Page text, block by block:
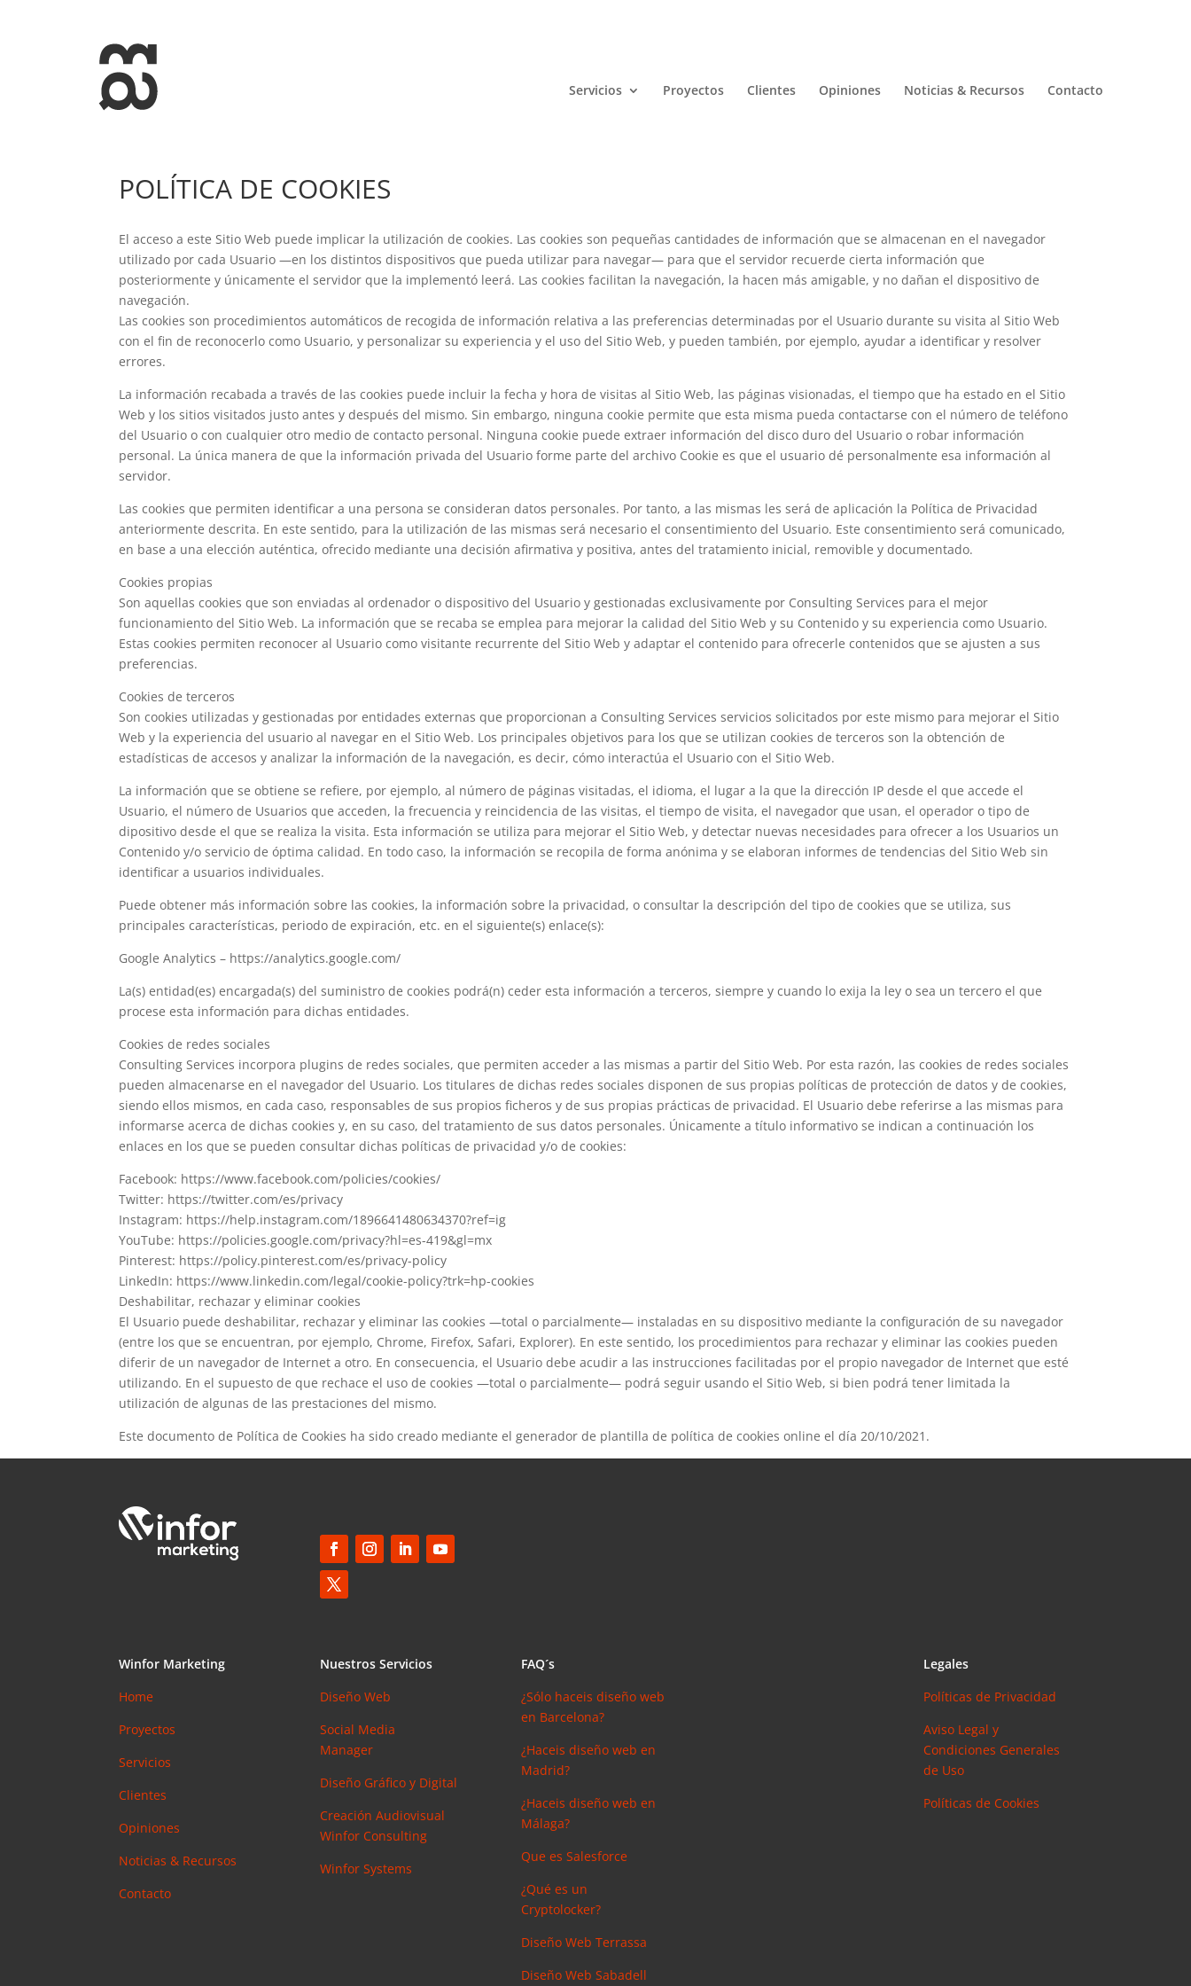
Servicios Proyectos Clientes Opiniones Noticias & Recursos Contacto
POLÍTICA DE COOKIES
El acceso a este Sitio Web puede implicar la utilización de cookies. Las cookies son pequeñas cantidades de información que se almacenan en el navegador
utilizado por cada Usuario —en los distintos dispositivos que pueda utilizar para navegar— para que el servidor recuerde cierta información que
posteriormente y únicamente el servidor que la implementó leerá. Las cookies facilitan la navegación, la hacen más amigable, y no dañan el dispositivo de
navegación.
Las cookies son procedimientos automáticos de recogida de información relativa a las preferencias determinadas por el Usuario durante su visita al Sitio Web
con el fin de reconocerlo como Usuario, y personalizar su experiencia y el uso del Sitio Web, y pueden también, por ejemplo, ayudar a identificar y resolver
errores.
La información recabada a través de las cookies puede incluir la fecha y hora de visitas al Sitio Web, las páginas visionadas, el tiempo que ha estado en el Sitio
Web y los sitios visitados justo antes y después del mismo. Sin embargo, ninguna cookie permite que esta misma pueda contactarse con el número de teléfono
del Usuario o con cualquier otro medio de contacto personal. Ninguna cookie puede extraer información del disco duro del Usuario o robar información
personal. La única manera de que la información privada del Usuario forme parte del archivo Cookie es que el usuario dé personalmente esa información al
servidor.
Las cookies que permiten identificar a una persona se consideran datos personales. Por tanto, a las mismas les será de aplicación la Política de Privacidad
anteriormente descrita. En este sentido, para la utilización de las mismas será necesario el consentimiento del Usuario. Este consentimiento será comunicado,
en base a una elección auténtica, ofrecido mediante una decisión afirmativa y positiva, antes del tratamiento inicial, removible y documentado.
Cookies propias
Son aquellas cookies que son enviadas al ordenador o dispositivo del Usuario y gestionadas exclusivamente por Consulting Services para el mejor
funcionamiento del Sitio Web. La información que se recaba se emplea para mejorar la calidad del Sitio Web y su Contenido y su experiencia como Usuario.
Estas cookies permiten reconocer al Usuario como visitante recurrente del Sitio Web y adaptar el contenido para ofrecerle contenidos que se ajusten a sus
preferencias.
Cookies de terceros
Son cookies utilizadas y gestionadas por entidades externas que proporcionan a Consulting Services servicios solicitados por este mismo para mejorar el Sitio
Web y la experiencia del usuario al navegar en el Sitio Web. Los principales objetivos para los que se utilizan cookies de terceros son la obtención de
estadísticas de accesos y analizar la información de la navegación, es decir, cómo interactúa el Usuario con el Sitio Web.
La información que se obtiene se refiere, por ejemplo, al número de páginas visitadas, el idioma, el lugar a la que la dirección IP desde el que accede el
Usuario, el número de Usuarios que acceden, la frecuencia y reincidencia de las visitas, el tiempo de visita, el navegador que usan, el operador o tipo de
dipositivo desde el que se realiza la visita. Esta información se utiliza para mejorar el Sitio Web, y detectar nuevas necesidades para ofrecer a los Usuarios un
Contenido y/o servicio de óptima calidad. En todo caso, la información se recopila de forma anónima y se elaboran informes de tendencias del Sitio Web sin
identificar a usuarios individuales.
Puede obtener más información sobre las cookies, la información sobre la privacidad, o consultar la descripción del tipo de cookies que se utiliza, sus
principales características, periodo de expiración, etc. en el siguiente(s) enlace(s):
Google Analytics – https://analytics.google.com/
La(s) entidad(es) encargada(s) del suministro de cookies podrá(n) ceder esta información a terceros, siempre y cuando lo exija la ley o sea un tercero el que
procese esta información para dichas entidades.
Cookies de redes sociales
Consulting Services incorpora plugins de redes sociales, que permiten acceder a las mismas a partir del Sitio Web. Por esta razón, las cookies de redes sociales
pueden almacenarse en el navegador del Usuario. Los titulares de dichas redes sociales disponen de sus propias políticas de protección de datos y de cookies,
siendo ellos mismos, en cada caso, responsables de sus propios ficheros y de sus propias prácticas de privacidad. El Usuario debe referirse a las mismas para
informarse acerca de dichas cookies y, en su caso, del tratamiento de sus datos personales. Únicamente a título informativo se indican a continuación los
enlaces en los que se pueden consultar dichas políticas de privacidad y/o de cookies:
Facebook: https://www.facebook.com/policies/cookies/
Twitter: https://twitter.com/es/privacy
Instagram: https://help.instagram.com/1896641480634370?ref=ig
YouTube: https://policies.google.com/privacy?hl=es-419&gl=mx
Pinterest: https://policy.pinterest.com/es/privacy-policy
LinkedIn: https://www.linkedin.com/legal/cookie-policy?trk=hp-cookies
Deshabilitar, rechazar y eliminar cookies
El Usuario puede deshabilitar, rechazar y eliminar las cookies —total o parcialmente— instaladas en su dispositivo mediante la configuración de su navegador
(entre los que se encuentran, por ejemplo, Chrome, Firefox, Safari, Explorer). En este sentido, los procedimientos para rechazar y eliminar las cookies pueden
diferir de un navegador de Internet a otro. En consecuencia, el Usuario debe acudir a las instrucciones facilitadas por el propio navegador de Internet que esté
utilizando. En el supuesto de que rechace el uso de cookies —total o parcialmente— podrá seguir usando el Sitio Web, si bien podrá tener limitada la
utilización de algunas de las prestaciones del mismo.
Este documento de Política de Cookies ha sido creado mediante el generador de plantilla de política de cookies online el día 20/10/2021.
Winfor Marketing
Home
Proyectos
Servicios
Clientes
Opiniones
Noticias & Recursos
Contacto
Nuestros Servicios
Diseño Web
Social Media
Manager
Diseño Gráfico y Digital
Creación Audiovisual
Winfor Consulting
Winfor Systems
FAQ´s
¿Sólo haceis diseño web
en Barcelona?
¿Haceis diseño web en
Madrid?
¿Haceis diseño web en
Málaga?
Que es Salesforce
¿Qué es un
Cryptolocker?
Diseño Web Terrassa
Diseño Web Sabadell
Legales
Políticas de Privacidad
Aviso Legal y
Condiciones Generales
de Uso
Políticas de Cookies